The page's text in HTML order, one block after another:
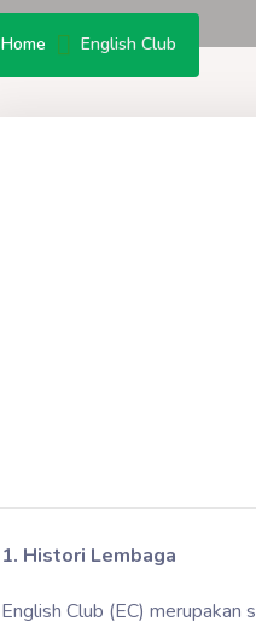
Home English Club
1. Histori Lembaga
English Club (EC)